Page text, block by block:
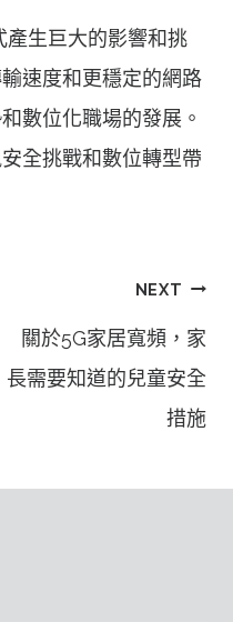
產生巨大的影響和挑
速度和更穩定的網路
數位化職場的發展。
全挑戰和數位轉型帶
NEXT
關於5G家居寬頻，家
長需要知道的兒童安全
措施